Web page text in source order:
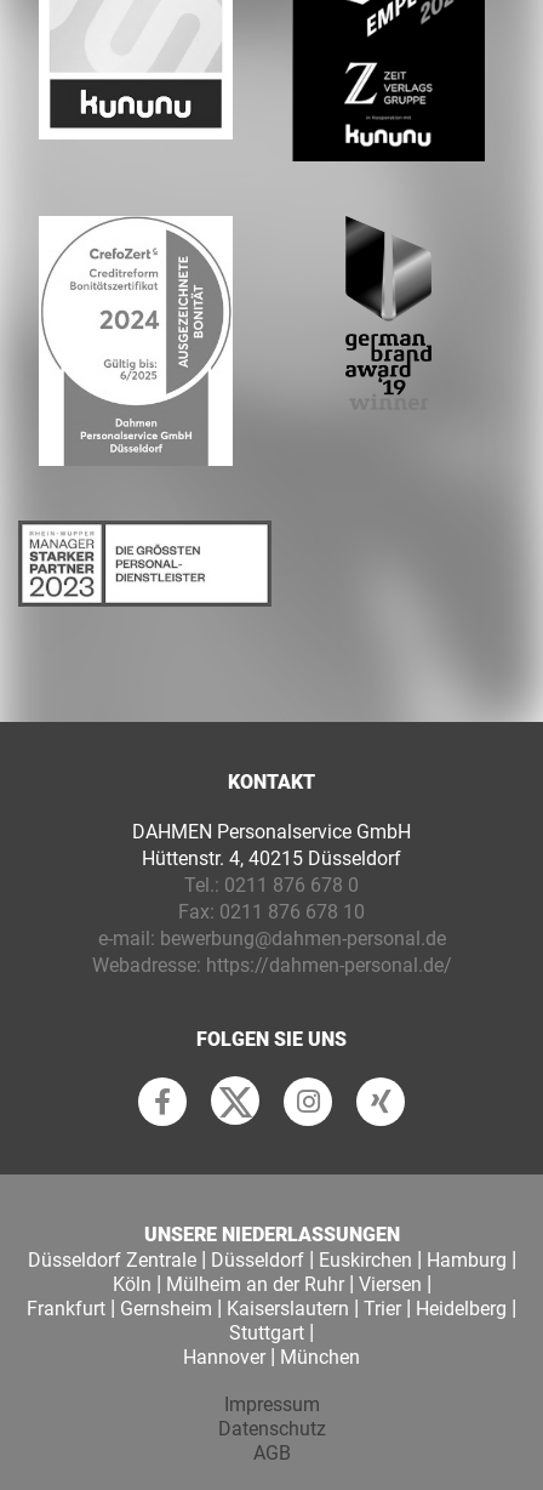
KONTAKT
DAHMEN Personalservice GmbH
Hüttenstr. 4, 40215 Düsseldorf
Tel.: 0211 876 678 0
Fax: 0211 876 678 10
e-mail: bewerbung@dahmen-personal.de
Webadresse: https://dahmen-personal.de/
FOLGEN SIE UNS
UNSERE NIEDERLASSUNGEN
Düsseldorf Zentrale| Düsseldorf| Euskirchen | Hamburg |
Köln | Mülheim an der Ruhr| Viersen |
Frankfurt | Gernsheim | Kaiserslautern | Trier | Heidelberg |
Stuttgart |
Hannover | München
Impressum
Datenschutz
AGB